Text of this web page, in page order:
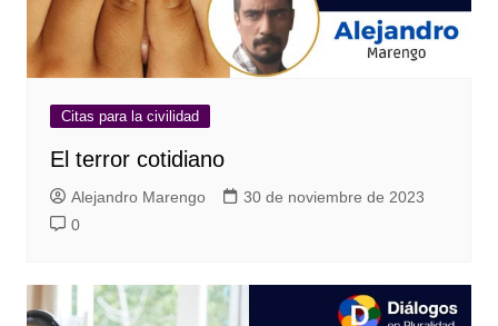
Citas para la civilidad
El terror cotidiano
Alejandro Marengo
30 de noviembre de 2023
0